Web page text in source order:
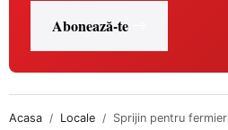
Abonează-te
Acasa Locale Sprijin pentru